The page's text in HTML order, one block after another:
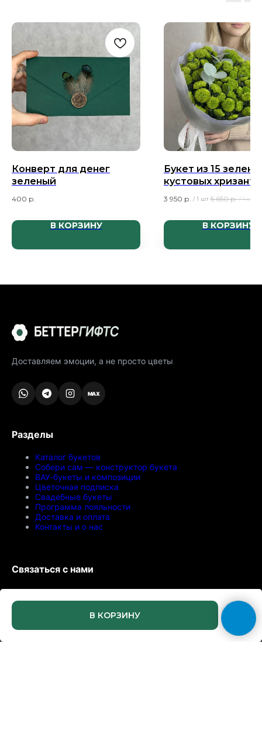
В КОРЗИНУ
Конверт для денег
зеленый
400 р.
В КОРЗИНУ
Букет из 15
кустовых
3 950 р. / 1 шт 5 650 р. / 1 шт
В КОРЗИНУ
Доставляем эмоции, а не просто цветы
MAX
Разделы
Каталог букетов
Собери сам — конструктор букета
ВАУ-букеты и композиции
Цветочная подписка
Свадебные букеты
Программа лояльности
Доставка и оплата
Контакты и о нас
Связаться с нами
Москва, Ткацкая 46
Самовывоз по предварительному заказу
Ежедневно с 08:00 до 21:00
+7 (968) 788-77-76